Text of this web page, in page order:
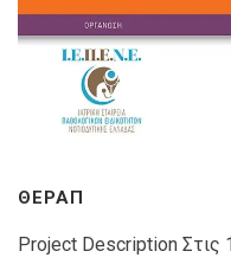
ΘΕΡΑΠ
Project Description Στις